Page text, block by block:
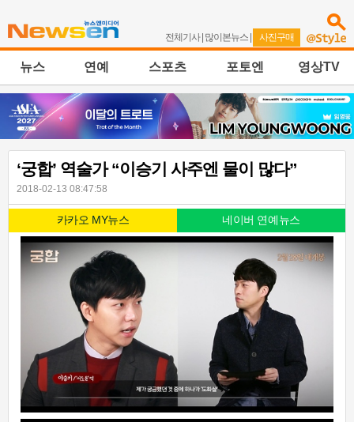
전체기사| 많이본뉴스 | 사진구매
뉴스 연예 스포츠 포토엔 영상TV
‘궁합’ 역술가 “이승기 사주엔 물이 많다”
2018-02-13 08:47:58
카카오 MY뉴스 네이버 연예뉴스